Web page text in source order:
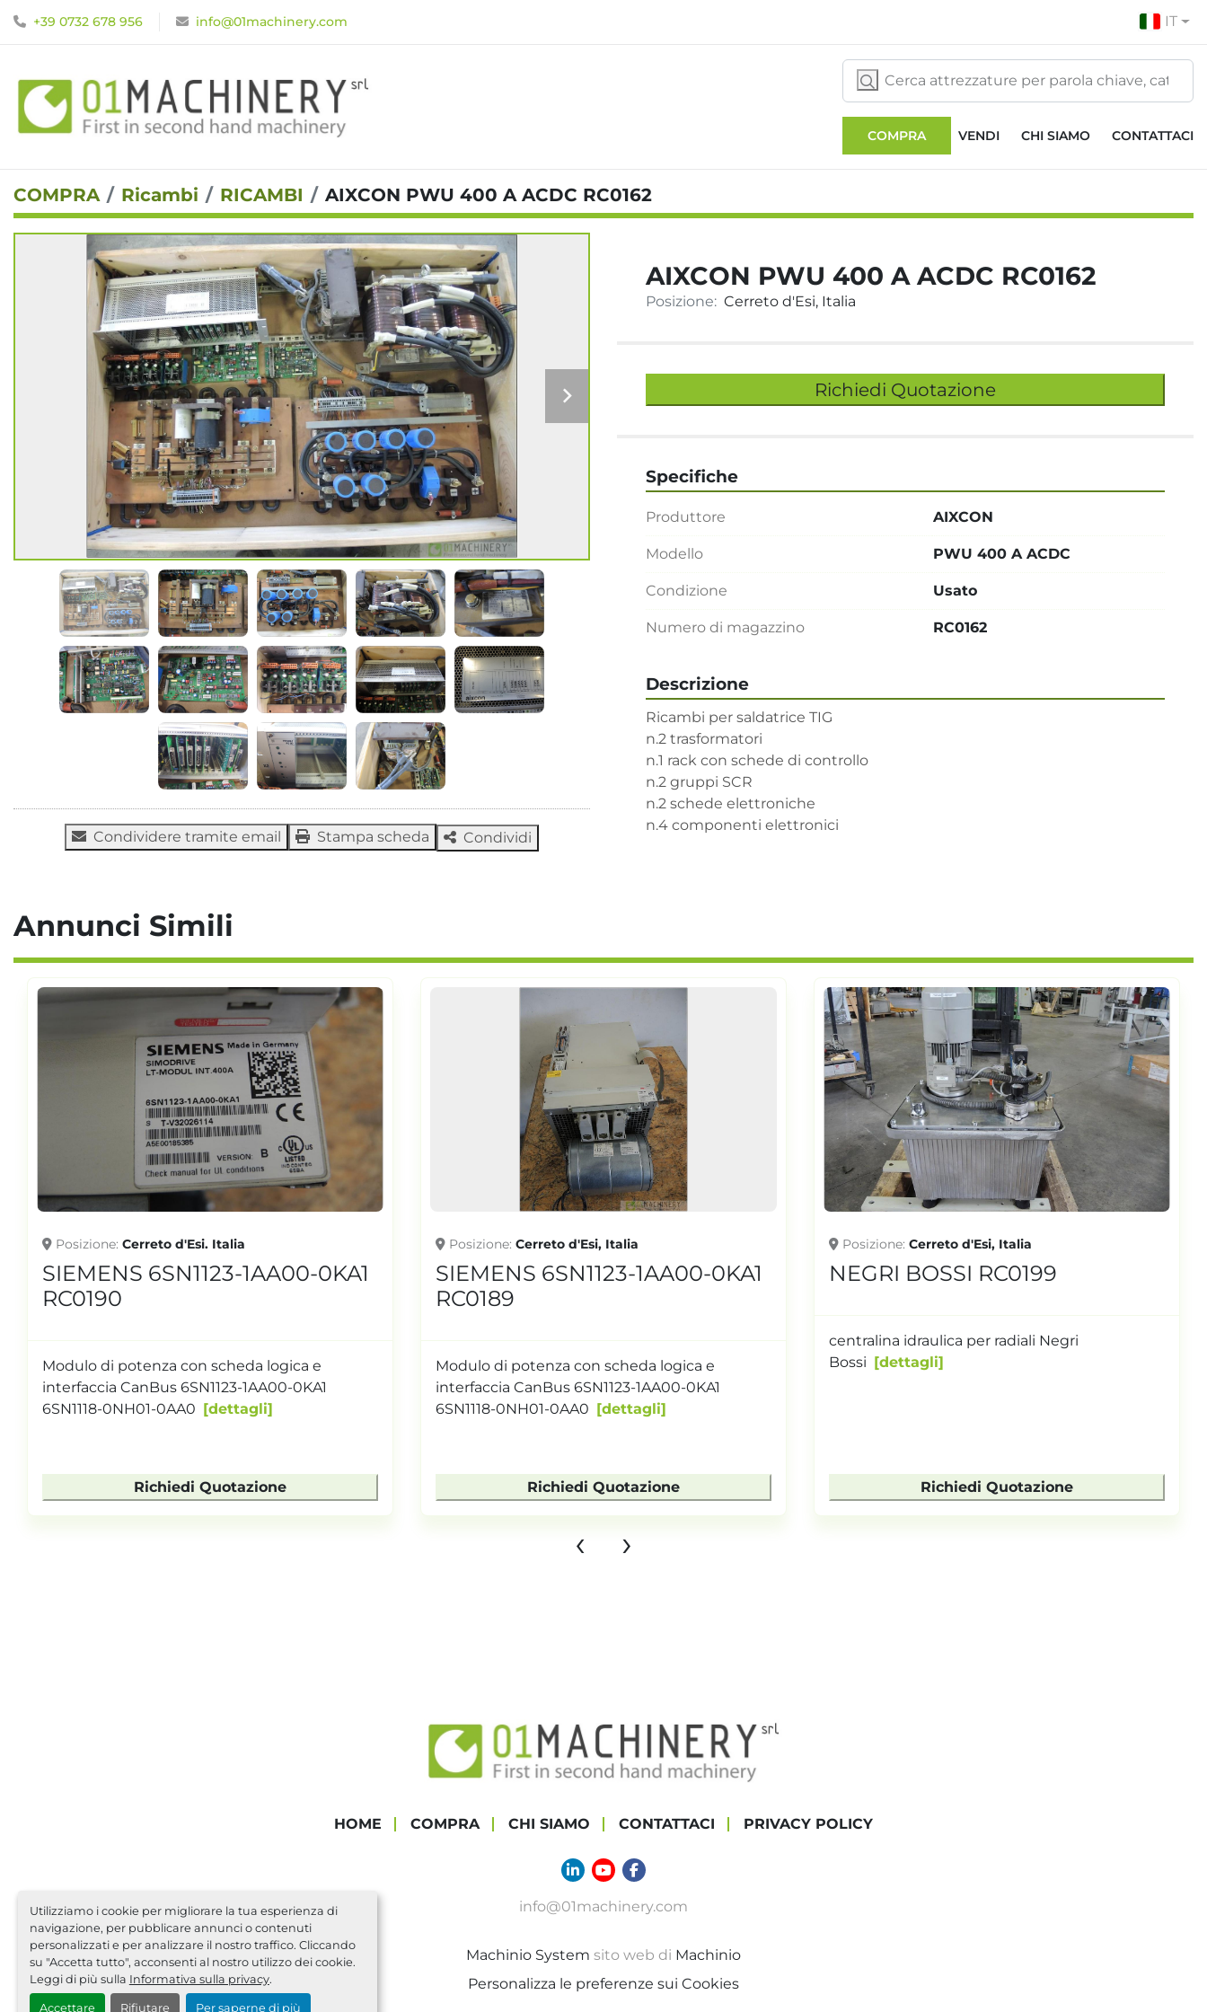
Utilizziamo i cookie per migliorare la tua esperienza di
navigazione, per pubblicare annunci o contenuti
personalizzati e per analizzare il nostro traffico. Cliccando
su "Accetta tutto", acconsenti al nostro utilizzo dei cookie.
Leggi di più sulla Informativa sulla privacy.
Accettare Rifiutare Per saperne di più
+39 0732 678 956 info@01machinery.com IT
COMPRA VENDI CHI SIAMO CONTATTACI
COMPRA Ricambi RICAMBI AIXCON PWU 400 A ACDC RC0162
Condividere tramite email Stampa scheda Condividi
AIXCON PWU 400 A ACDC RC0162
Posizione: Cerreto d'Esi, Italia
Richiedi Quotazione
Descrizione
Ricambi per saldatrice TIG
n.2 trasformatori
n.1 rack con schede di controllo
n.2 gruppi SCR
n.2 schede elettroniche
n.4 componenti elettronici
Specifiche
Produttore AIXCON
Modello PWU 400 A ACDC
Condizione Usato
Numero di magazzino RC0162
Annunci Simili
Posizione Cerreto d'Esi. Italia
SIEMENS 6SN1123-1AA00-0KA1
RC0190
Modulo di potenza con scheda logica e
interfaccia CanBus 6SN1123-1AA00-0KA1
6SN1118-0NH01-0AA0
dettagli
Richiedi Quotazione
Posizione Cerreto d'Esi, Italia
SIEMENS 6SN1123-1AA00-0KA1
RC0189
Modulo di potenza con scheda logica e
interfaccia CanBus 6SN1123-1AA00-0KA1
6SN1118-0NH01-0AA0
dettagli
Richiedi Quotazione
Posizione Cerreto d'Esi, Italia
NEGRI BOSSI RC0199
centralina idraulica per radiali Negri
Bossi
dettagli
Richiedi Quotazione
‹ ›
HOME COMPRA CHI SIAMO CONTATTACI PRIVACY POLICY
linkedinyoutubefacebook
info@01machinery.com
Machinio System sito web di Machinio
Personalizza le preferenze sui Cookies